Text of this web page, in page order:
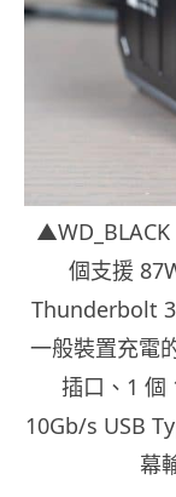
▲WD_BLACK
個支援
Thunderbolt 3
一般裝置充電
插口、1 個
10Gb/s USB
幕